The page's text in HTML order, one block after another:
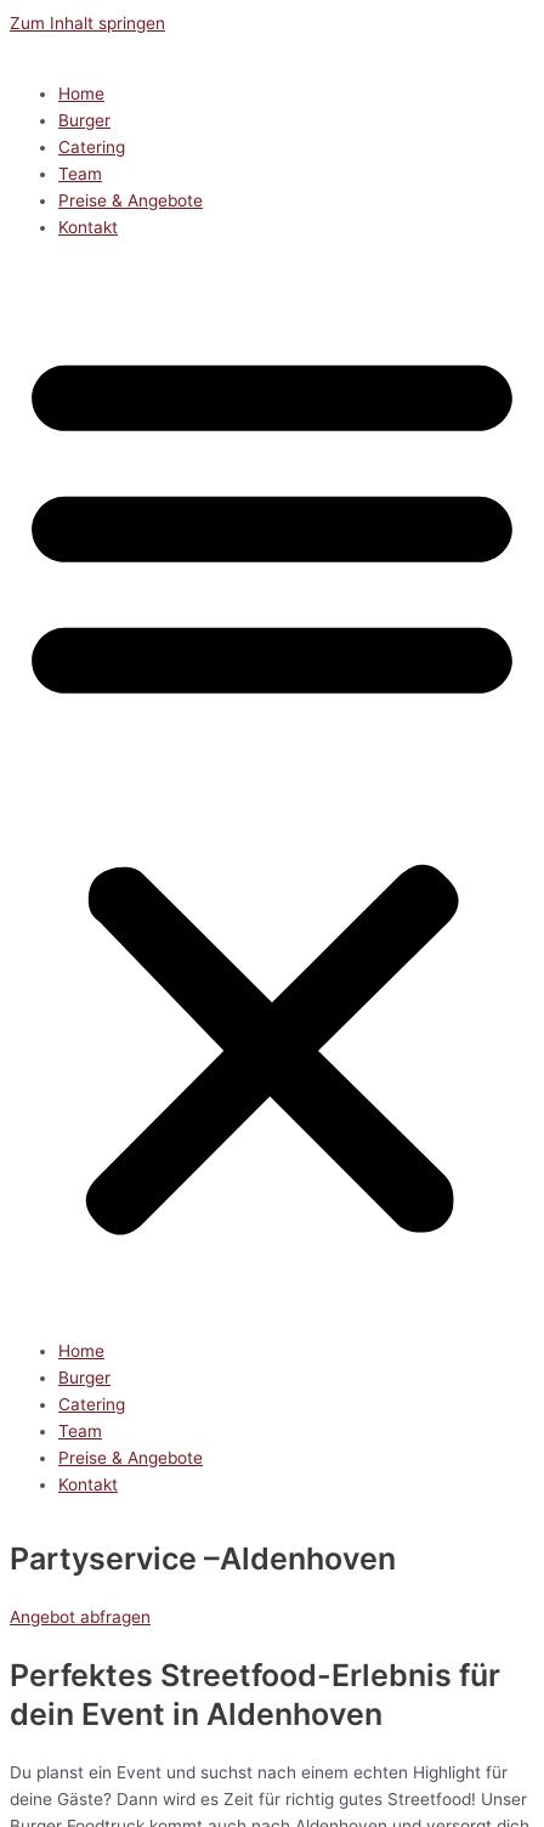
Zum Inhalt springen
Home
Burger
Catering
Team
Preise & Angebote
Kontakt
Home
Burger
Catering
Team
Preise & Angebote
Kontakt
Partyservice –Aldenhoven
Angebot abfragen
Perfektes Streetfood-Erlebnis für
dein Event in Aldenhoven
Du planst ein Event und suchst nach einem echten Highlight für
deine Gäste? Dann wird es Zeit für richtig gutes Streetfood! Unser